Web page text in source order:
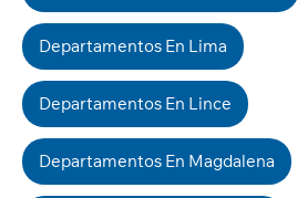
Departamentos En Lima
Departamentos En Lince
Departamentos En Magdalena